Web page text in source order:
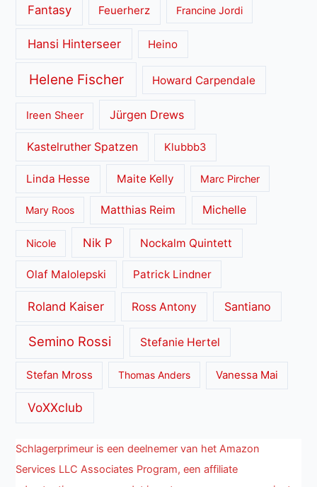
Fantasy Feuerherz Francine Jordi
Hansi Hinterseer Heino
Helene Fischer Howard Carpendale
Ireen Sheer Jürgen Drews
Kastelruther Spatzen Klubbb3
Linda Hesse Maite Kelly Marc Pircher
Mary Roos Matthias Reim Michelle
Nicole Nik P Nockalm Quintett
Olaf Malolepski Patrick Lindner
Roland Kaiser Ross Antony Santiano
Semino Rossi Stefanie Hertel
Stefan Mross Thomas Anders Vanessa Mai
VoXXclub
Schlagerprimeur is een deelnemer van het Amazon
Services LLC Associates Program, een affiliate